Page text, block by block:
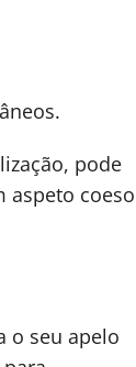
pode
aspeto coeso
o seu apelo